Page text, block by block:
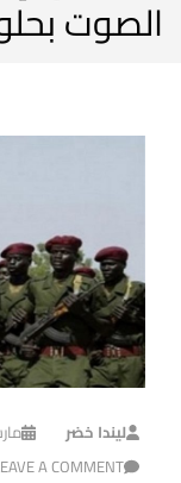
الصوت
ليندا خضر مارس
A COMMENT